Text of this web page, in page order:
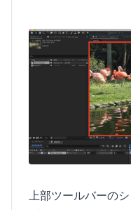
上部ツールバーのシ